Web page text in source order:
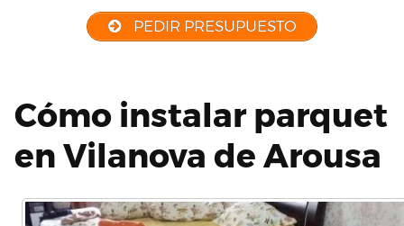
PEDIR PRESUPUESTO
Cómo instalar parquet
en Vilanova de Arousa